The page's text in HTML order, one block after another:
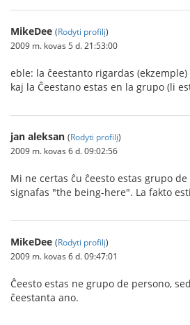
MikeDee (Rodyti profilį)
2009 m. kovas 5 d. 21:53:00
eble: la ĉeestanto rigardas
kaj la Ĉeestano estas en la grupo (li
jan aleksan (Rodyti profilį)
2009 m. kovas 6 d. 09:02:56
Mi ne certas ĉu ĉeesto estas grupo
signafas "the being-here". La fakto
MikeDee (Rodyti profilį)
2009 m. kovas 6 d. 09:47:01
Ĉeesto estas ne grupo de persono,
ĉeestanta ano.